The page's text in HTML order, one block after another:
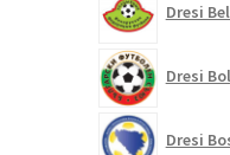
Dresi
Dresi
Dresi